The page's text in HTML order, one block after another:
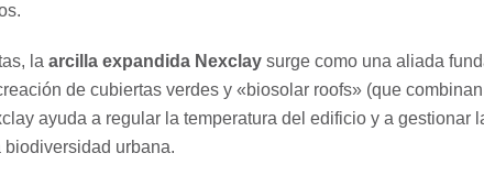
la arcilla expandida Nexclay surge como una aliada
de cubiertas verdes y «biosolar roofs» (que
ayuda a regular la temperatura del edificio y a gestionar
biodiversidad urbana.